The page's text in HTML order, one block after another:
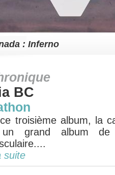
: Inferno
BC
troisième album, la
un grand album
suite